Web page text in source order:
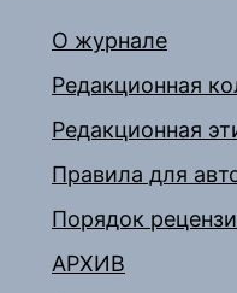
О журнале
Редакционная
Редакционная
Правила для
Порядок
АРХИВ